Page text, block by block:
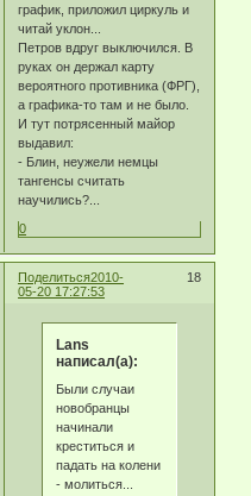
график, приложил циркуль и
читай уклон...
Петров вдруг выключился. В
руках он держал карту
вероятного противника (ФРГ),
а графика-то там и не было.
И тут потрясенный майор
выдавил:
- Блин, неужели немцы
тангенсы считать
научились?...
0
Поделиться 18
2010-
05-20 17:27:53
Lans
написал(а):
Были случаи
новобранцы
начинали
креститься и
падать на колени
- молиться...